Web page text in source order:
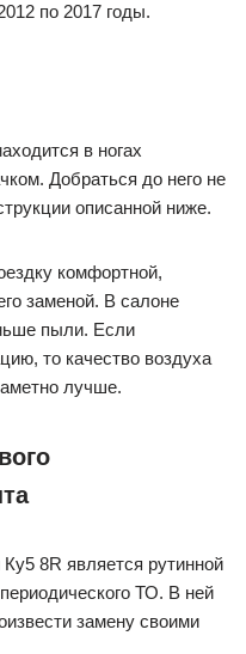
по 2017 годы.
в ногах
Добраться до него не
описанной ниже.
комфортной,
заменой. В салоне
пыли. Если
то качество воздуха
лучше.
8R является рутинной
ТО. В ней
замену своими